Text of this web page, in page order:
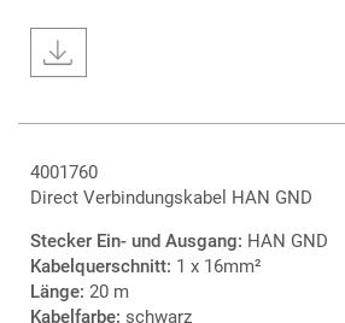
4001760
Direct Verbindungskabel HAN GND
Stecker Ein- und Ausgang: HAN GND
Kabelquerschnitt: 1 x 16mm²
Länge: 20 m
Kabelfarbe: schwarz